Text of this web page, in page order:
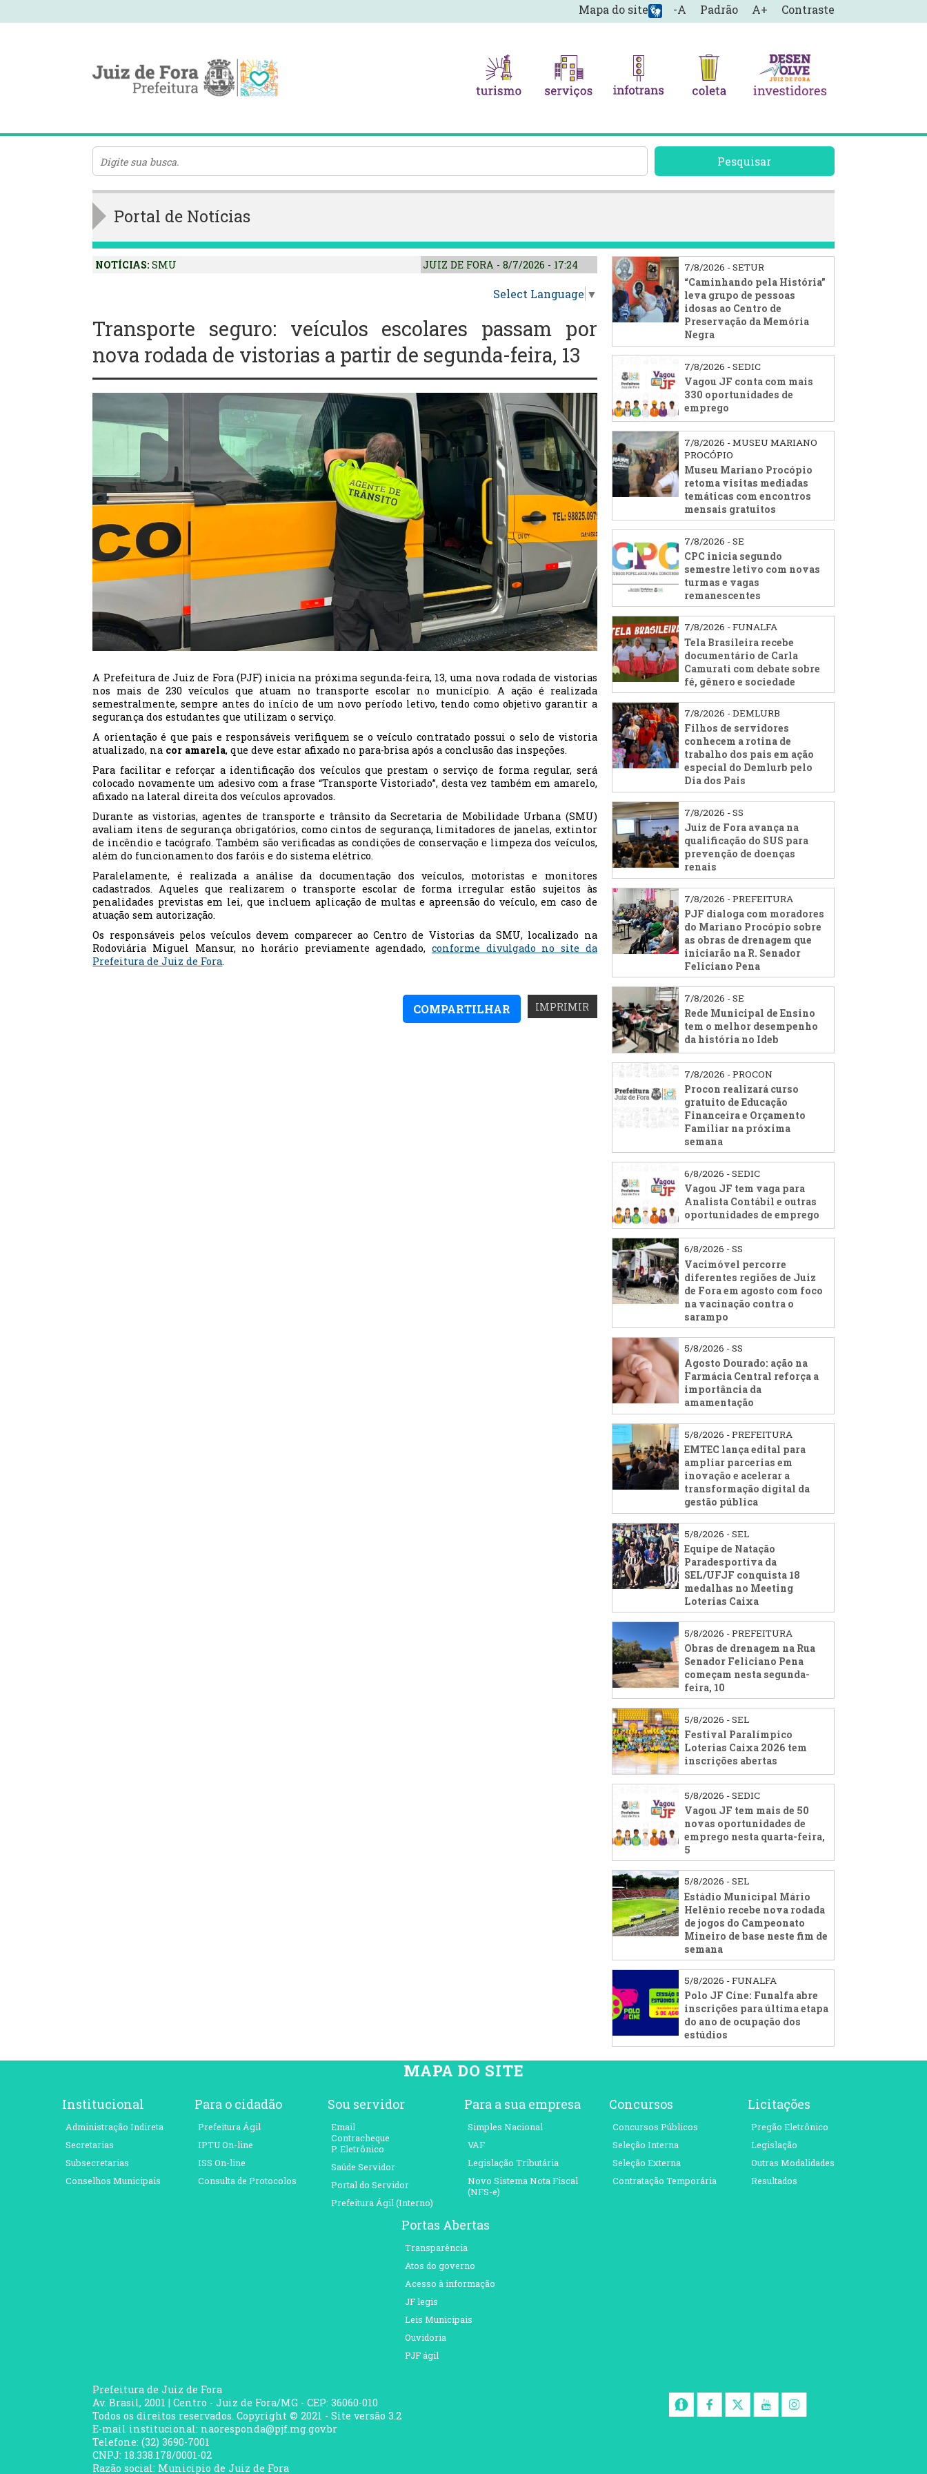
-A Padrão A+ Contraste
Mapa do site
Pesquisar
Portal de Notícias
NOTÍCIAS: SMU JUIZ DE FORA - 8/7/2026 - 17:24
Select Language ▼
Transporte seguro: veículos escolares passam por
nova rodada de vistorias a partir de segunda-feira, 13
A Prefeitura de Juiz de Fora (PJF) inicia na próxima segunda-feira, 13, uma nova rodada de vistorias
nos mais de 230 veículos que atuam no transporte escolar no município. A ação é realizada
semestralmente, sempre antes do início de um novo período letivo, tendo como objetivo garantir a
segurança dos estudantes que utilizam o serviço.
A orientação é que pais e responsáveis verifiquem se o veículo contratado possui o selo de vistoria
atualizado, na cor amarela, que deve estar afixado no para-brisa após a conclusão das inspeções.
Para facilitar e reforçar a identificação dos veículos que prestam o serviço de forma regular, será
colocado novamente um adesivo com a frase “Transporte Vistoriado”, desta vez também em amarelo,
afixado na lateral direita dos veículos aprovados.
Durante as vistorias, agentes de transporte e trânsito da Secretaria de Mobilidade Urbana (SMU)
avaliam itens de segurança obrigatórios, como cintos de segurança, limitadores de janelas, extintor
de incêndio e tacógrafo. Também são verificadas as condições de conservação e limpeza dos veículos,
além do funcionamento dos faróis e do sistema elétrico.
Paralelamente, é realizada a análise da documentação dos veículos, motoristas e monitores
cadastrados. Aqueles que realizarem o transporte escolar de forma irregular estão sujeitos às
penalidades previstas em lei, que incluem aplicação de multas e apreensão do veículo, em caso de
atuação sem autorização.
Os responsáveis pelos veículos devem comparecer ao Centro de Vistorias da SMU, localizado na
Rodoviária Miguel Mansur, no horário previamente agendado, conforme divulgado no site da
Prefeitura de Juiz de Fora.
IMPRIMIR
COMPARTILHAR
7/8/2026 - SETUR
“Caminhando pela História”
leva grupo de pessoas
idosas ao Centro de
Preservação da Memória
Negra
7/8/2026 - SEDIC
Vagou JF conta com mais
330 oportunidades de
emprego
7/8/2026 - MUSEU MARIANO
PROCÓPIO
Museu Mariano Procópio
retoma visitas mediadas
temáticas com encontros
mensais gratuitos
7/8/2026 - SE
CPC inicia segundo
semestre letivo com novas
turmas e vagas
remanescentes
7/8/2026 - FUNALFA
Tela Brasileira recebe
documentário de Carla
Camurati com debate sobre
fé, gênero e sociedade
7/8/2026 - DEMLURB
Filhos de servidores
conhecem a rotina de
trabalho dos pais em ação
especial do Demlurb pelo
Dia dos Pais
7/8/2026 - SS
Juiz de Fora avança na
qualificação do SUS para
prevenção de doenças
renais
7/8/2026 - PREFEITURA
PJF dialoga com moradores
do Mariano Procópio sobre
as obras de drenagem que
iniciarão na R. Senador
Feliciano Pena
7/8/2026 - SE
Rede Municipal de Ensino
tem o melhor desempenho
da história no Ideb
7/8/2026 - PROCON
Procon realizará curso
gratuito de Educação
Financeira e Orçamento
Familiar na próxima
semana
6/8/2026 - SEDIC
Vagou JF tem vaga para
Analista Contábil e outras
oportunidades de emprego
6/8/2026 - SS
Vacimóvel percorre
diferentes regiões de Juiz
de Fora em agosto com foco
na vacinação contra o
sarampo
5/8/2026 - SS
Agosto Dourado: ação na
Farmácia Central reforça a
importância da
amamentação
5/8/2026 - PREFEITURA
EMTEC lança edital para
ampliar parcerias em
inovação e acelerar a
transformação digital da
gestão pública
5/8/2026 - SEL
Equipe de Natação
Paradesportiva da
SEL/UFJF conquista 18
medalhas no Meeting
Loterias Caixa
5/8/2026 - PREFEITURA
Obras de drenagem na Rua
Senador Feliciano Pena
começam nesta segunda-
feira, 10
5/8/2026 - SEL
Festival Paralímpico
Loterias Caixa 2026 tem
inscrições abertas
5/8/2026 - SEDIC
Vagou JF tem mais de 50
novas oportunidades de
emprego nesta quarta-feira,
5
5/8/2026 - SEL
Estádio Municipal Mário
Helênio recebe nova rodada
de jogos do Campeonato
Mineiro de base neste fim de
semana
5/8/2026 - FUNALFA
Polo JF Cine: Funalfa abre
inscrições para última etapa
do ano de ocupação dos
estúdios
MAPA DO SITE
Institucional
Administração Indireta
Secretarias
Subsecretarias
Conselhos Municipais
Para o cidadão
Prefeitura Ágil
IPTU On-line
ISS On-line
Consulta de Protocolos
Sou servidor
Email
Contracheque
P. Eletrônico
Saúde Servidor
Portal do Servidor
Prefeitura Ágil (Interno)
Para a sua empresa
Simples Nacional
VAF
Legislação Tributária
Novo Sistema Nota Fiscal
(NFS-e)
Concursos
Concursos Públicos
Seleção Interna
Seleção Externa
Contratação Temporária
Licitações
Pregão Eletrônico
Legislação
Outras Modalidades
Resultados
Portas Abertas
Transparência
Atos do governo
Acesso à informação
JF legis
Leis Municipais
Ouvidoria
PJF ágil
Prefeitura de Juiz de Fora
Av. Brasil, 2001 | Centro - Juiz de Fora/MG - CEP: 36060-010
Todos os direitos reservados. Copyright © 2021 - Site versão 3.2
E-mail institucional: naoresponda@pjf.mg.gov.br
Telefone: (32) 3690-7001
CNPJ: 18.338.178/0001-02
Razão social: Municipio de Juiz de Fora